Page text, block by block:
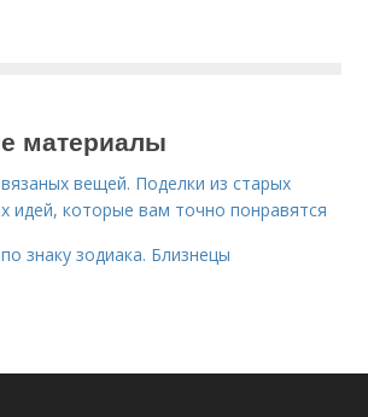
материалы
вещей. Поделки из старых
идей, которые вам точно понравятся
знаку зодиака. Близнецы